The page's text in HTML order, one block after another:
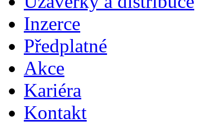
Inzerce
Předplatné
Akce
Kariéra
Kontakt